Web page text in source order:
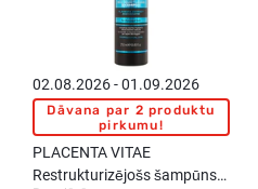
02.08.2026 - 01.09.2026
Dāvana par 2 produktu
pirkumu!
PLACENTA VITAE
Restrukturizējošs šampūns